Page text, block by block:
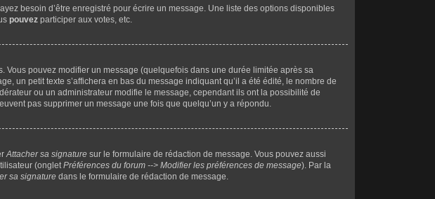
besoin d’être enregistré pour écrire un message. Une liste des options disponibles
pouvez participer aux votes, etc.
Vous pouvez modifier un message (quelquefois dans une durée limitée après sa
un petit texte s’affichera en bas du message indiquant qu’il a été édité, le nombre de
ou un administrateur modifie le message, cependant ils ont la possibilité de
pas supprimer un message une fois que quelqu’un y a répondu.
Attacher sa signature sur le formulaire de rédaction de message. Vous pouvez aussi
(ongletPréférences du forum --> Modifier les préférences de message). Par la
sa signature dans le formulaire de rédaction de message.